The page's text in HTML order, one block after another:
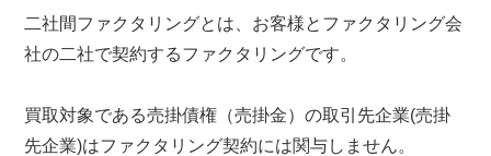
二社間ファクタリングとは、お客様とファクタリング会
社の二社で契約するファクタリングです。
買取対象である売掛債権（売掛金）の取引先企業(売掛
先企業)はファクタリング契約には関与しません。